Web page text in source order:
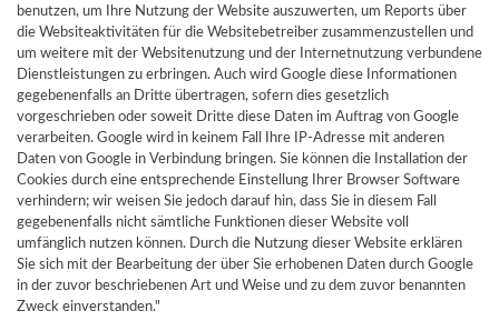
benutzen, um Ihre Nutzung der Website auszuwerten, um Reports über
die Websiteaktivitäten für die Websitebetreiber zusammenzustellen und
um weitere mit der Websitenutzung und der Internetnutzung verbundene
Dienstleistungen zu erbringen. Auch wird Google diese Informationen
gegebenenfalls an Dritte übertragen, sofern dies gesetzlich
vorgeschrieben oder soweit Dritte diese Daten im Auftrag von Google
verarbeiten. Google wird in keinem Fall Ihre IP-Adresse mit anderen
Daten von Google in Verbindung bringen. Sie können die Installation der
Cookies durch eine entsprechende Einstellung Ihrer Browser Software
verhindern; wir weisen Sie jedoch darauf hin, dass Sie in diesem Fall
gegebenenfalls nicht sämtliche Funktionen dieser Website voll
umfänglich nutzen können. Durch die Nutzung dieser Website erklären
Sie sich mit der Bearbeitung der über Sie erhobenen Daten durch Google
in der zuvor beschriebenen Art und Weise und zu dem zuvor benannten
Zweck einverstanden."